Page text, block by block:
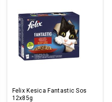
Felix Kesica Fantastic Sos
12x85g